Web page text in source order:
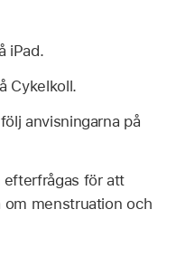
iPad.
Cykelkoll.
anvisningarna på
för att
menstruation och